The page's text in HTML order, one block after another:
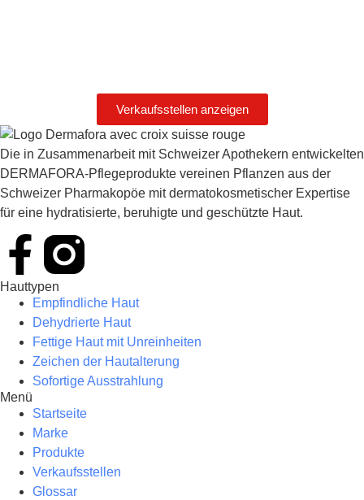
Verkaufsstellen anzeigen
Die in Zusammenarbeit mit Schweizer Apothekern entwickelten
DERMAFORA-Pflegeprodukte vereinen Pflanzen aus der
Schweizer Pharmakopöe mit dermatokosmetischer Expertise
für eine hydratisierte, beruhigte und geschützte Haut.
Hauttypen
Empfindliche Haut
Dehydrierte Haut
Fettige Haut mit Unreinheiten
Zeichen der Hautalterung
Sofortige Ausstrahlung
Menü
Startseite
Marke
Produkte
Verkaufsstellen
Glossar